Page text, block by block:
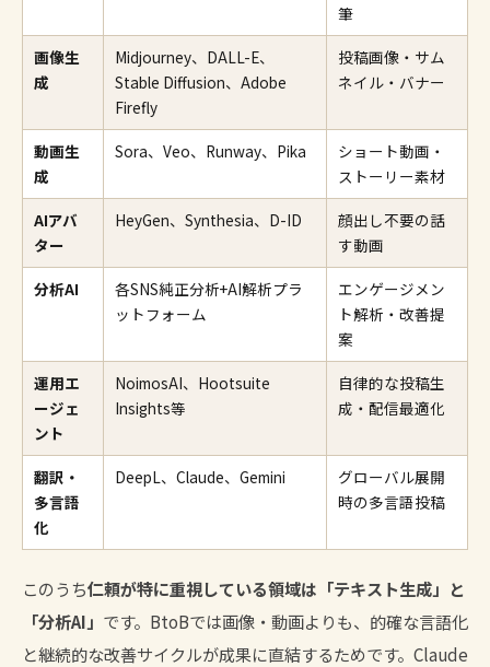
筆
画像生
成
Midjourney、DALL-E、
Stable Diffusion、Adobe
Firefly
投稿画像・サム
ネイル・バナー
動画生
成
Sora、Veo、Runway、Pika
ショート動画・
ストーリー素材
AIアバ
ター
HeyGen、Synthesia、D-ID
顔出し不要の話
す動画
分析AI
各SNS純正分析+AI解析プラ
ットフォーム
エンゲージメン
ト解析・改善提
案
運用エ
ージェ
ント
NoimosAI、Hootsuite
Insights等
自律的な投稿生
成・配信最適化
翻訳・
多言語
化
DeepL、Claude、Gemini
グローバル展開
時の多言語投稿
このうち仁頼が特に重視している領域は「テキスト生成」と
「分析AI」 です。BtoBでは画像・動画よりも、的確な言語化
と継続的な改善サイクルが成果に直結するためです。Claude